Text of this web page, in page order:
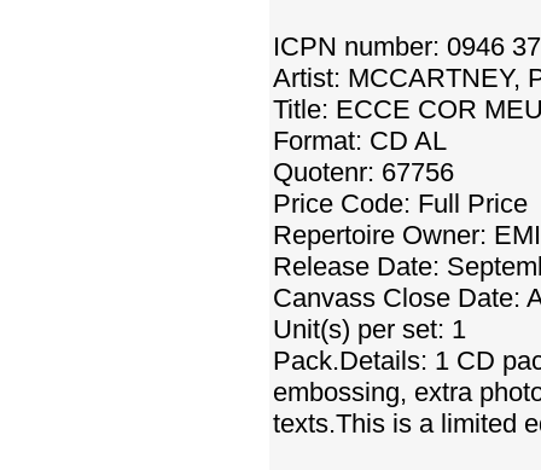
ICPN number: 0946
Artist: MCCARTNEY,
Title: ECCE COR
Format: CD AL
Quotenr: 67756
Price Code: Full Price
Repertoire Owner:
Release Date:
Canvass Close Date:
Unit(s) per set: 1
Pack.Details: 1 CD
embossing, extra
texts.This is a limited